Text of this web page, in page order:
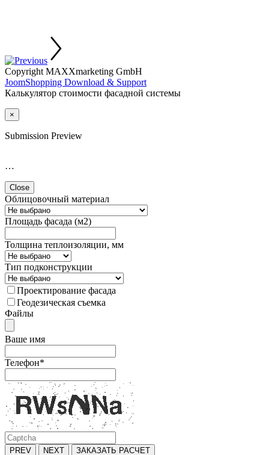
Copyright MAXXmarketing GmbH
JoomShopping Download & Support
Калькулятор стоимости фасадной системы
×
Submission Preview
…
Close
Облицовочный материал
Площадь фасада (м2)
Толщина теплоизоляции, мм
Тип подконструкции
Проектирование фасада
Геодезическая съемка
Файлы
Ваше имя
Телефон*
PREV NEXT ЗАКАЗАТЬ РАСЧЕТ